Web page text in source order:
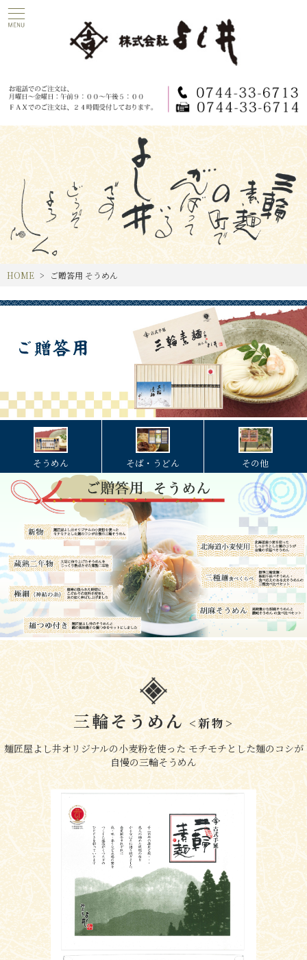
HOME ご贈答用 そうめん
そうめん そば・うどん その他
三輪そうめん <新物>
麺匠屋よし井オリジナルの小麦粉を使った モチモチとした麺のコシが
自慢の三輪そうめん